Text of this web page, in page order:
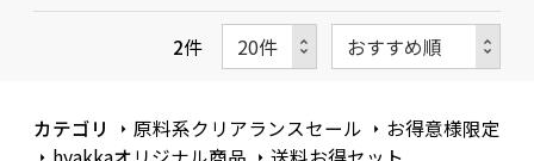
2件
カテゴリ 原料系クリアランスセール
お得意様限定